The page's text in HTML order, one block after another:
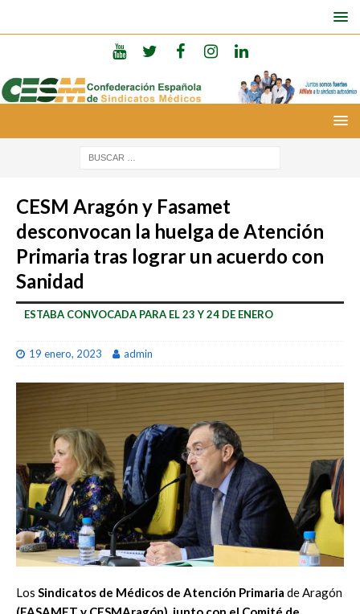
CESM Aragón y Fasamet
desconvocan la huelga de Atención
Primaria tras lograr un acuerdo con
Sanidad
ESTABA CONVOCADA PARA EL 23 Y 24 DE ENERO
19 enero, 2023 admin
Los Sindicatos de Médicos de Atención Primaria de Aragón